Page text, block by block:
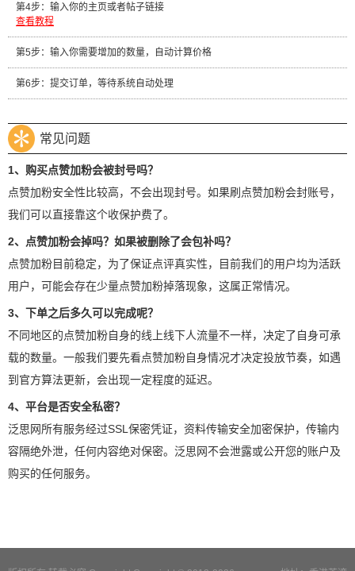
第4步：输入你的主页或者帖子链接
查看教程
第5步：输入你需要增加的数量，自动计算价格
第6步：提交订单，等待系统自动处理
常见问题
1、购买点赞加粉会被封号吗？
点赞加粉安全性比较高，不会出现封号。如果刷点赞加粉会封账号，
我们可以直接靠这个收保护费了。
2、点赞加粉会掉吗？如果被删除了会包补吗？
点赞加粉目前稳定，为了保证点评真实性，目前我们的用户均为活跃
用户，可能会存在少量点赞加粉掉落现象，这属正常情况。
3、下单之后多久可以完成呢？
不同地区的点赞加粉自身的线上线下人流量不一样，决定了自身可承
载的数量。一般我们要先看点赞加粉自身情况才决定投放节奏，如遇
到官方算法更新，会出现一定程度的延迟。
4、平台是否安全私密？
泛思网所有服务经过SSL保密凭证，资料传输安全加密保护，传输内
容隔绝外泄，任何内容绝对保密。泛思网不会泄露或公开您的账户及
购买的任何服务。